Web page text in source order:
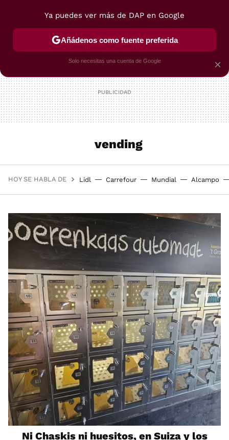
POSTRES VIAJES SELECCIÓN VEGUI
vending
HOY SE HABLA DE Lidl Carrefour Mundial Alcampo
Ni Chaskis ni huesitos, en Suiza y los
×
Ya puedes ver más de DAP en Google
Añádenos como fuente preferida
Solo necesitas una cuenta de Google